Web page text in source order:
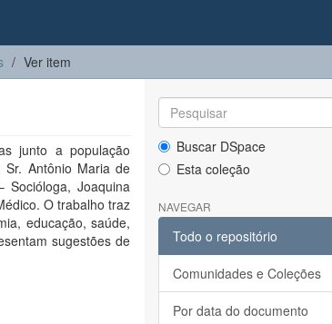
Ver item
junto a população
Antônio Maria de
Socióloga, Joaquina
O trabalho traz
educação, saúde,
sugestões de
Buscar DSpace
Esta coleção
NAVEGAR
Todo o repositório
Comunidades e Coleções
Por data do documento